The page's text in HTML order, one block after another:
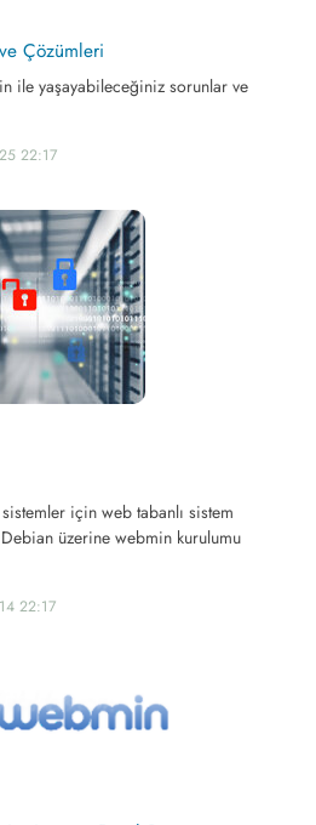
Çözümleri
ile yaşayabileceğiniz sorunlar ve
22:17
için web tabanlı sistem
Debian üzerine webmin kurulumu
22:17